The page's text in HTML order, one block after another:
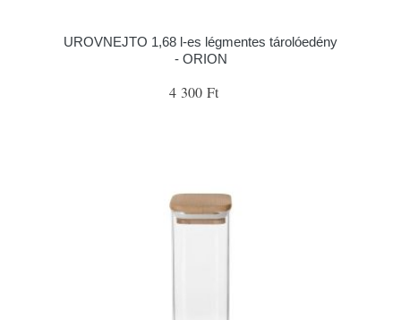
UROVNEJTO 1,68 l-es légmentes tárolóedény
- ORION
4 300 Ft